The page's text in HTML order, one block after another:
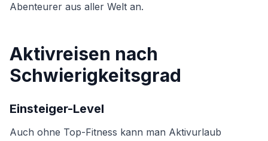
Abenteurer aus aller Welt an.
Aktivreisen nach
Schwierigkeitsgrad
Einsteiger-Level
Auch ohne Top-Fitness kann man Aktivurlaub